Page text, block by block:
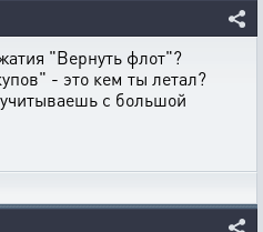
"Вернуть флот"?
- это кем ты летал?
с большой